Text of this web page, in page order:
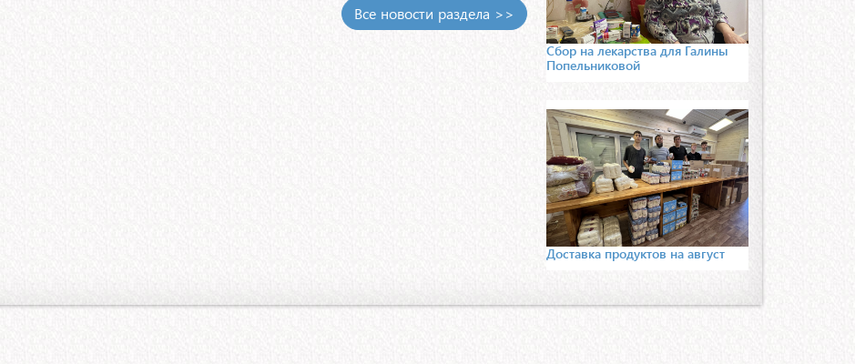
Все новости раздела >>
Сбор на лекарства для Галины
Попельниковой
Доставка продуктов на август